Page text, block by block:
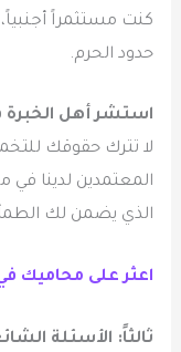
كنت مستثمراً
حدود الحرم.
استشر أهل
لا تترك حقوقك
المعتمدين لدينا في
الذي يضمن لك
اعثر على محاميك
ثالثاً: الأسئلة